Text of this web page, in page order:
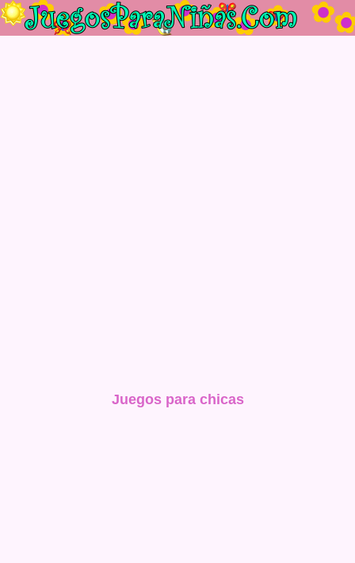
Juegos para chicas